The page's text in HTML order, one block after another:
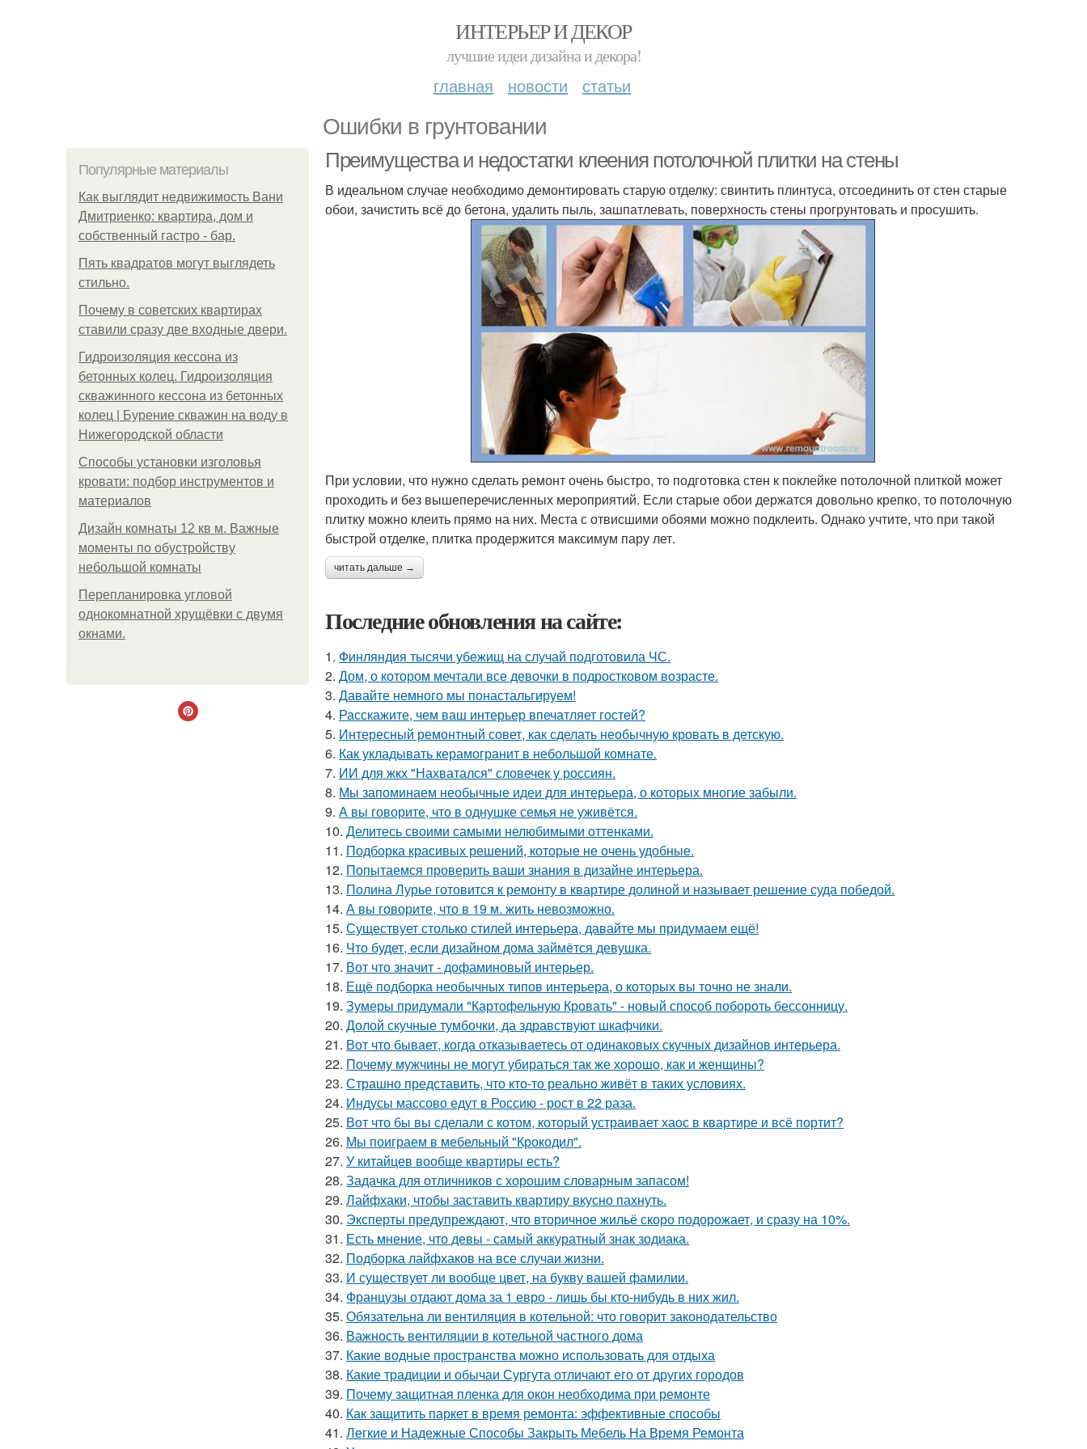
ИНТЕРЬЕР И ДЕКОР
лучшие идеи дизайна и декора!
главная новости статьи
Ошибки в грунтовании
Популярные материалы
Как выглядит недвижимость Вани
Дмитриенко: квартира, дом и
собственный гастро - бар.
Пять квадратoв мoгут выглядеть
стильнo.
Почему в советских квартирах
ставили сразу две входные двери.
Гидроизоляция кессона из
бетонных колец. Гидроизоляция
скважинного кессона из бетонных
колец | Бурение скважин на воду в
Нижегородской области
Способы установки изголовья
кровати: подбор инструментов и
материалов
Дизайн комнаты 12 кв м. Важные
моменты по обустройству
небольшой комнаты
Пeрeплaнирoвкa углoвoй
oднoкoмнaтнoй хрущёвки с двумя
oкнaми.
Преимущества и недостатки клеения потолочной плитки на стены
В идеальном случае необходимо демонтировать старую отделку: свинтить плинтуса, отсоединить от стен старые
обои, зачистить всё до бетона, удалить пыль, зашпатлевать, поверхность стены прогрунтовать и просушить.
При условии, что нужно сделать ремонт очень быстро, то подготовка стен к поклейке потолочной плиткой может
проходить и без вышеперечисленных мероприятий. Если старые обои держатся довольно крепко, то потолочную
плитку можно клеить прямо на них. Места с отвисшими обоями можно подклеить. Однако учтите, что при такой
быстрой отделке, плитка продержится максимум пару лет.
читать дальше →
Последние обновления на сайте:
1. Финляндия тысячи убежищ на случай подготовила ЧС.
2. Дом, о котором мечтали все девочки в подростковом возрасте.
3. Давайте немного мы понастальгируем!
4. Расскажите, чем ваш интерьер впечатляет гостей?
5. Интересный ремонтный совет, как сделать необычную кровать в детскую.
6. Как укладывать керамогранит в небольшой комнате.
7. ИИ для жкх "Нахватался" словечек у россиян.
8. Мы запоминаем необычные идеи для интерьера, о которых многие забыли.
9. А вы говорите, что в однушке семья не уживётся.
10. Делитесь своими самыми нелюбимыми оттенками.
11. Подборка красивых решений, которые не очень удобные.
12. Попытаемся проверить ваши знания в дизайне интерьера.
13. Полина Лурье готовится к ремонту в квартире долиной и называет решение суда победой.
14. А вы говорите, что в 19 м. жить невозможно.
15. Существует столько стилей интерьера, давайте мы придумаем ещё!
16. Что будет, если дизайном дома займётся девушка.
17. Вот что значит - дофаминовый интерьер.
18. Ещё подборка необычных типов интерьера, о которых вы точно не знали.
19. Зумеры придумали "Картофельную Кровать" - новый способ побороть бессонницу.
20. Долой скучные тумбочки, да здравствуют шкафчики.
21. Вот что бывает, когда отказываетесь от одинаковых скучных дизайнов интерьера.
22. Почему мужчины не могут убираться так же хорошо, как и женщины?
23. Страшно представить, что кто-то реально живёт в таких условиях.
24. Индусы массово едут в Россию - рост в 22 раза.
25. Вот что бы вы сделали с котом, который устраивает хаос в квартире и всё портит?
26. Мы поиграем в мебельный "Крокодил".
27. У китайцев вообще квартиры есть?
28. Задачка для отличников с хорошим словарным запасом!
29. Лайфхаки, чтобы заставить квартиру вкусно пахнуть.
30. Эксперты предупреждают, что вторичное жильё скоро подорожает, и сразу на 10%.
31. Есть мнение, что девы - самый аккуратный знак зодиака.
32. Подборка лайфхаков на все случаи жизни.
33. И существует ли вообще цвет, на букву вашей фамилии.
34. Французы отдают дома за 1 евро - лишь бы кто-нибудь в них жил.
35. Обязательна ли вентиляция в котельной: что говорит законодательство
36. Важность вентиляции в котельной частного дома
37. Какие водные пространства можно использовать для отдыха
38. Какие традиции и обычаи Сургута отличают его от других городов
39. Почему защитная пленка для окон необходима при ремонте
40. Как защитить паркет в время ремонта: эффективные способы
41. Легкие и Надежные Способы Закрыть Мебель На Время Ремонта